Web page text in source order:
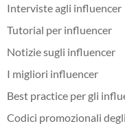
Interviste agli influencer
Tutorial per influencer
Notizie sugli influencer
I migliori influencer
Best practice per gli
Codici promozionali